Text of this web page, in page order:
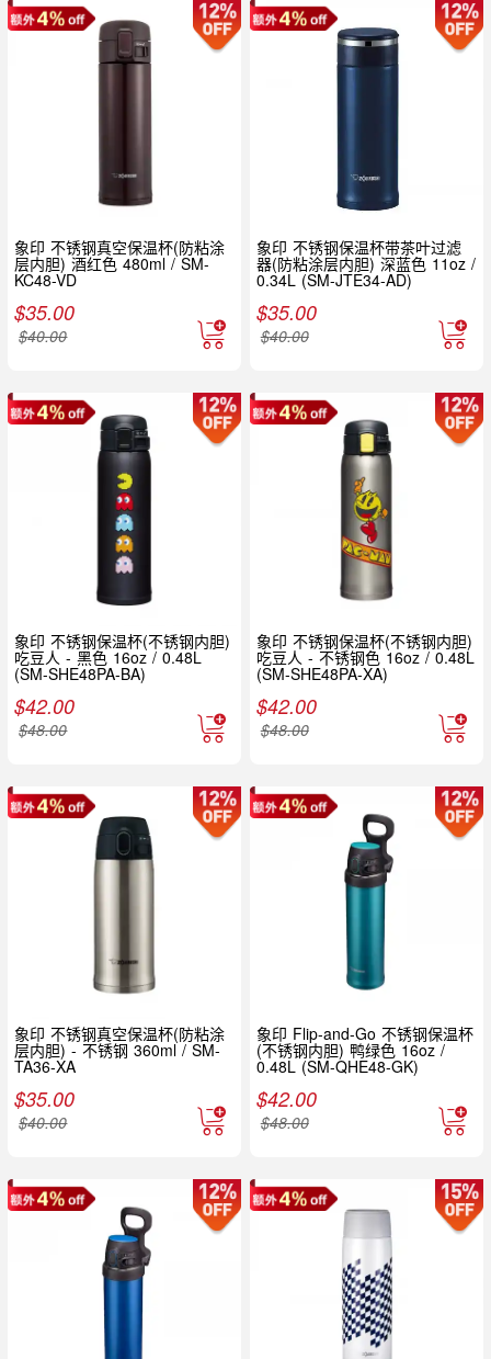
象印 不锈钢真空保温杯(防粘涂
层内胆) 酒红色 480ml / SM-
KC48-VD
$35.00
$40.00
象印 不锈钢保温杯带茶叶过滤
器(防粘涂层内胆) 深蓝色 11oz /
0.34L (SM-JTE34-AD)
$35.00
$40.00
象印 不锈钢保温杯(不锈钢内胆)
吃豆人 - 黑色 16oz / 0.48L
(SM-SHE48PA-BA)
$42.00
$48.00
象印 不锈钢保温杯(不锈钢内胆)
吃豆人 - 不锈钢色 16oz / 0.48L
(SM-SHE48PA-XA)
$42.00
$48.00
象印 不锈钢真空保温杯(防粘涂
层内胆) - 不锈钢 360ml / SM-
TA36-XA
$35.00
$40.00
象印 Flip-and-Go 不锈钢保温杯
(不锈钢内胆) 鸭绿色 16oz /
0.48L (SM-QHE48-GK)
$42.00
$48.00